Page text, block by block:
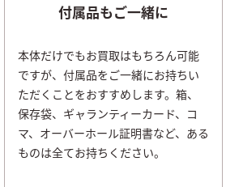
付属品もご一緒に
本体だけでもお買取はもちろん可能
ですが、付属品をご一緒にお持ちい
ただくことをおすすめします。箱、
保存袋、ギャランティーカード、コ
マ、オーバーホール証明書など、ある
ものは全てお持ちください。